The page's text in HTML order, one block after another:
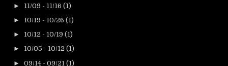
► 11/09 - 11/16 (1)
► 10/19 - 10/26 (1)
► 10/12 - 10/19 (1)
► 10/05 - 10/12 (1)
► 09/14 - 09/21 (1)